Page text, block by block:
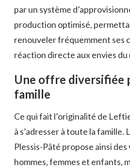
par un système
production optimisé,
renouveler fréquemment ses
réaction directe aux envies du
Une offre diversifiée
famille
Ce qui fait l’originalité de
à s’adresser à toute la famille.
Plessis-Pâté propose ainsi
hommes, femmes et enfants,